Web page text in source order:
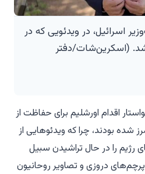
اسرائیل، در ویدئویی که در
منتشر شد. (اسکرین‌شات/دفتر
اقدام اورشلیم برای حفاظت از
بودند، چرا که ویدئوهایی از
رژیم را در حال تراشیدن سبیل
دروزی و تصاویر روحانیون